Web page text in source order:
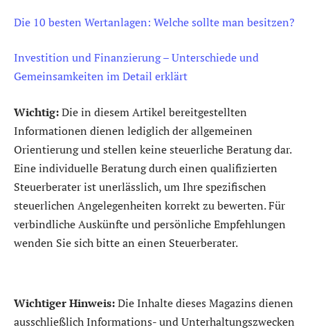
Die 10 besten Wertanlagen: Welche sollte man besitzen?
Investition und Finanzierung – Unterschiede und
Gemeinsamkeiten im Detail erklärt
Wichtig:Die in diesem Artikel bereitgestellten
Informationen dienen lediglich der allgemeinen
Orientierung und stellen keine steuerliche Beratung dar.
Eine individuelle Beratung durch einen qualifizierten
Steuerberater ist unerlässlich, um Ihre spezifischen
steuerlichen Angelegenheiten korrekt zu bewerten. Für
verbindliche Auskünfte und persönliche Empfehlungen
wenden Sie sich bitte an einen Steuerberater.
Wichtiger Hinweis:Die Inhalte dieses Magazins dienen
ausschließlich Informations- und Unterhaltungszwecken